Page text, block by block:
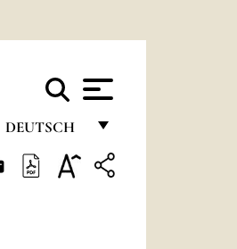
DEUTSCH
FRANÇAIS